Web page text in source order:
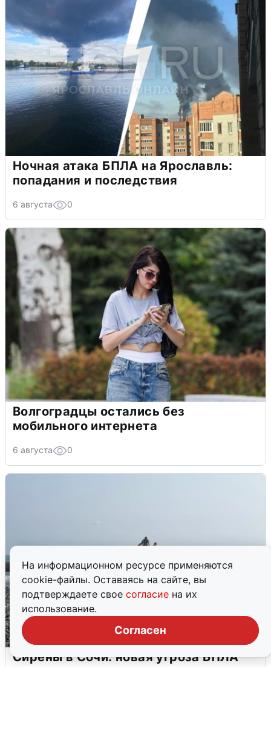
На информационном ресурсе применяются
cookie-файлы. Оставаясь на сайте, вы
подтверждаете свое согласие на их
использование.
Согласен
Ночная атака БПЛА на Ярославль:
попадания и последствия
6 августа 0
Волгоградцы остались без
мобильного интернета
6 августа 0
Сирены в Сочи: новая угроза БПЛА